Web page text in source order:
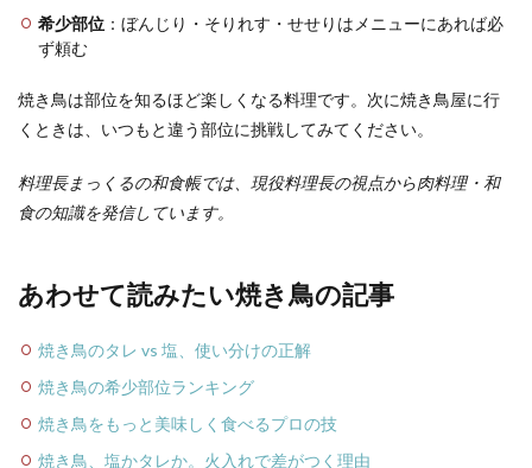
希少部位 ：ぼんじり・そりれす・せせりはメニューにあれば必
ず頼む
焼き鳥は部位を知るほど楽しくなる料理です。次に焼き鳥屋に行
くときは、いつもと違う部位に挑戦してみてください。
料理長まっくるの和食帳では、現役料理長の視点から肉料理・和
食の知識を発信しています。
あわせて読みたい焼き鳥の記事
焼き鳥のタレ vs 塩、使い分けの正解
焼き鳥の希少部位ランキング
焼き鳥をもっと美味しく食べるプロの技
焼き鳥、塩かタレか。火入れで差がつく理由